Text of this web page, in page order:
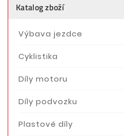
Katalog zboží
Výbava jezdce
Cyklistika
Díly motoru
Díly podvozku
Plastové díly